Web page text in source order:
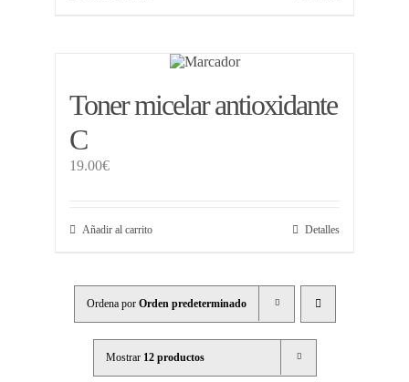
Toner micelar antioxidante
C
19.00€
Añadir al carrito Detalles
Ordena por Orden predeterminado
Mostrar 12 productos